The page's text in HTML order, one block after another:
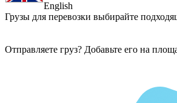
English
Грузы для перевозки выбирайте
Отправляете груз? Добавьте его на